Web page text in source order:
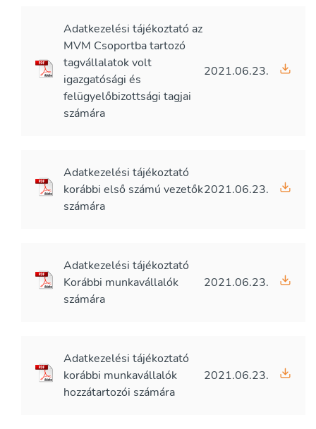
Adatkezelési tájékoztató az
MVM Csoportba tartozó
tagvállalatok volt
igazgatósági és
felügyelőbizottsági tagjai
számára
2021.06.23.
Adatkezelési tájékoztató
korábbi első számú vezetők
számára
2021.06.23.
Adatkezelési tájékoztató
Korábbi munkavállalók
számára
2021.06.23.
Adatkezelési tájékoztató
korábbi munkavállalók
hozzátartozói számára
2021.06.23.